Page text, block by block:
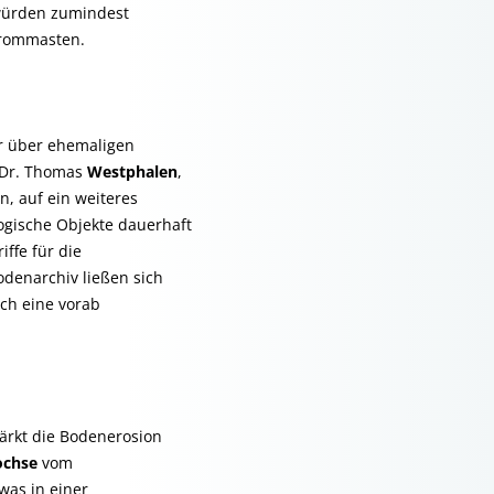
zumindest
über ehemaligen
Thomas Westphalen,
auf ein weiteres
Objekte dauerhaft
für die
ließen sich
eine vorab
die Bodenerosion
vom
in einer